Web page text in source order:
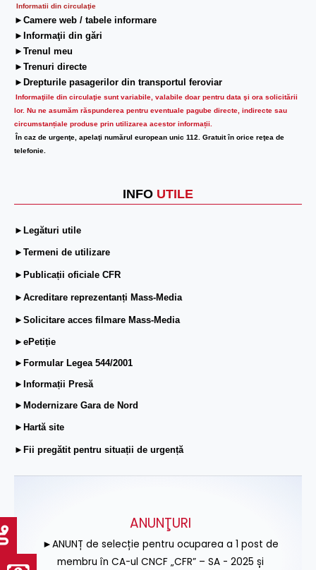
Informatii din circulaţie
►Camere web / tabele informare
►Informaţii din gări
►Trenul meu
►Trenuri directe
►Drepturile pasagerilor din transportul feroviar
Informaţiile din circulaţie sunt variabile, valabile doar pentru data şi ora solicitării
lor. Nu ne asumăm răspunderea pentru eventuale pagube directe, indirecte sau
circumstanțiale produse prin utilizarea acestor informații.
În caz de urgenţe, apelaţi numărul european unic 112. Gratuit în orice reţea de
telefonie.
INFO UTILE
►Legături utile
►Termeni de utilizare
►Publicații oficiale CFR
►Acreditare reprezentanți Mass-Media
►Solicitare acces filmare Mass-Media
►ePetiție
►Formular Legea 544/2001
►Informații Presă
►Modernizare Gara de Nord
►Hartă site
►Fii pregătit pentru situații de urgență
ANUNŢURI
►ANUNȚ de selecție pentru ocuparea a 1 post de
membru în CA-ul CNCF „CFR” – SA - 2025 și